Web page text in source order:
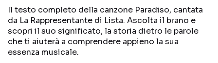
Il testo completo della canzone Paradiso, cantata
da La Rappresentante di Lista. Ascolta il brano e
scopri il suo significato, la storia dietro le parole
che ti aiuterà a comprendere appieno la sua
essenza musicale.